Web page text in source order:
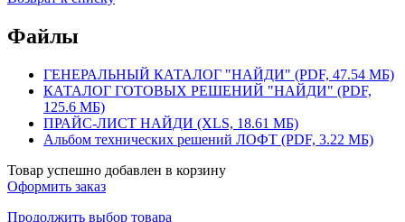
Файлы
ГЕНЕРАЛЬНЫЙ КАТАЛОГ "НАЙДИ" (PDF, 47.54 МБ)
КАТАЛОГ ГОТОВЫХ РЕШЕНИЙ "НАЙДИ" (PDF,
125.6 МБ)
ПРАЙС-ЛИСТ НАЙДИ (XLS, 18.61 МБ)
Альбом технических решений ЛОФТ (PDF, 3.22 МБ)
Товар успешно добавлен в корзину
Оформить заказ
Продолжить выбор товара